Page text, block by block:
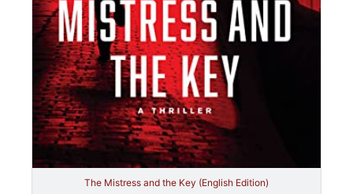
The Mistress and the Key (English Edition)